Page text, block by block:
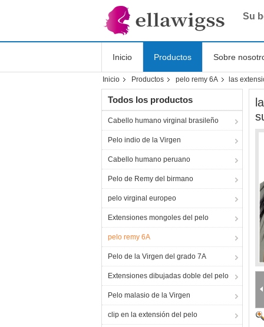
Su
Inicio Productos Sobre
Inicio Productos pelo remy 6A las
Todos los productos
Cabello humano virginal brasileño
Pelo indio de la Virgen
Cabello humano peruano
Pelo de Remy del birmano
pelo virginal europeo
Extensiones mongoles del pelo
pelo remy 6A
Pelo de la Virgen del grado 7A
Extensiones dibujadas doble del pelo
Pelo malasio de la Virgen
clip en la extensión del pelo